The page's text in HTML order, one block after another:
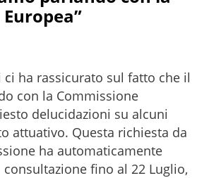
ha rassicurato sul fatto che il
con la Commissione
delucidazioni su alcuni
attuativo. Questa richiesta da
ha automaticamente
fino al 22 Luglio,